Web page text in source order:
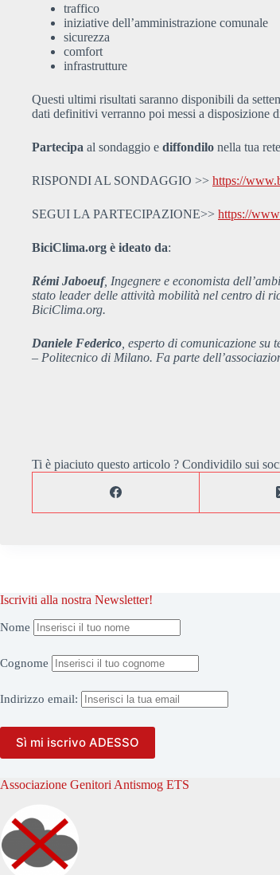
traffico
iniziative dell’amministrazione comunale
sicurezza
comfort
infrastrutture
Questi ultimi risultati saranno disponibili da
dati definitivi verranno poi messi a disposizione
Partecipa al sondaggio e diffondilo nella tua
RISPONDI AL SONDAGGIO >> https://
SEGUI LA PARTECIPAZIONE>> https://
BiciClima.org è ideato da:
Rémi Jaboeuf, Ingegnere e economista
stato leader delle attività mobilità nel centro di
BiciClima.org.
Daniele Federico , esperto di comunicazione
– Politecnico di Milano. Fa parte
Ti è piaciuto questo articolo ? Condividilo sui
Iscriviti alla nostra Newsletter!
Nome
Cognome
Indirizzo email:
Associazione Genitori Antismog ETS